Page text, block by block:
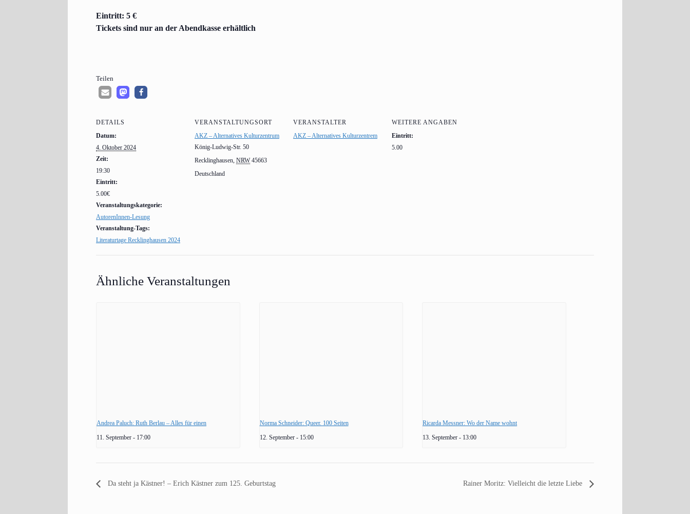
Ein­tritt: 5 €
Tickets sind nur an der Abend­kas­se erhältlich
Tei­len
DETAILS
Datum:
4. Oktober 2024
Zeit:
19:30
Eintritt:
5.00€
Veranstaltungskategorie:
AutorenInnen-Lesung
Veranstaltung-Tags:
Literaturtage Recklinghausen 2024
VERANSTALTUNGSORT
AKZ – Alternatives Kulturzentrum
König-Ludwig-Str. 50
Recklinghausen NRW 45663
Deutschland
VERANSTALTER
AKZ – Alternatives Kulturzentrem
WEITERE ANGABEN
Eintritt:
5.00
Ähnliche Veranstaltungen
Andrea Paluch: Ruth Berlau – Alles für einen
11. September - 17:00
Norma Schneider: Queer. 100 Seiten
12. September - 15:00
Ricarda Messner: Wo der Name wohnt
13. September - 13:00
Da steht ja Kästner! – Erich Kästner zum 125. Geburtstag Rainer Moritz: Vielleicht die letzte Liebe